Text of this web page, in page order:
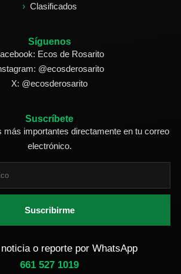
Clasificados
Síguenos
Ecos de Rosarito
@ecosderosarito
X: @ecosderosarito
Suscríbete
más importantes directamente en tu correo
electrónico.
Suscribirme
o reporte por WhatsApp
661 527 1019